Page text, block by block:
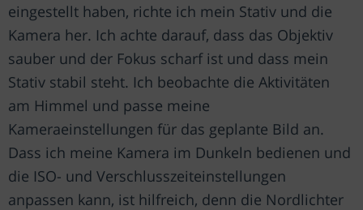
eingestellt haben, richte ich mein Stativ und die
Kamera her. Ich achte darauf, dass das Objektiv
sauber und der Fokus scharf ist und dass mein
Stativ stabil steht. Ich beobachte die Aktivitäten
am Himmel und passe meine
Kameraeinstellungen für das geplante Bild an.
Dass ich meine Kamera im Dunkeln bedienen und
die ISO- und Verschlusszeiteinstellungen
anpassen kann, ist hilfreich, denn die Nordlichter